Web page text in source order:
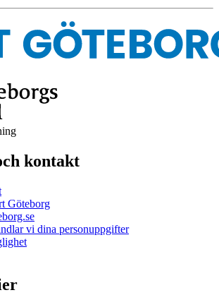
kontakt
Göteborg
vi dina personuppgifter